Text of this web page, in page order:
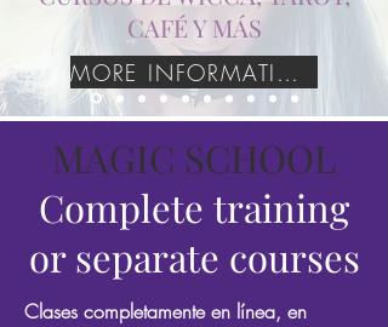
CAFÉ Y MÁS
MORE INFORMATION
MAGIC SCHOOL
Complete training
or separate courses
Clases completamente en línea, en